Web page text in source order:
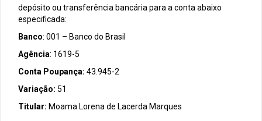
depósito ou transferência bancária para a conta abaixo
especificada:
Banco: 001 – Banco do Brasil
Agência: 1619-5
Conta Poupança: 43.945-2
Variação: 51
Titular: Moama Lorena de Lacerda Marques